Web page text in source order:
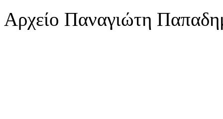
Αρχείο Παναγιώτη